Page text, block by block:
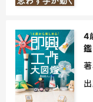
4
鑑